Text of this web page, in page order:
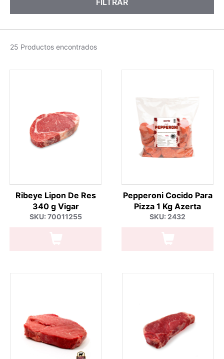
FILTRAR
25 Productos encontrados
Ribeye Lipon De Res
340 g Vigar
SKU: 70011255
Pepperoni Cocido Para
Pizza 1 Kg Azerta
SKU: 2432